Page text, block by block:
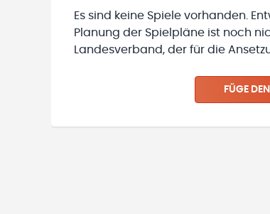
Es sind keine Spiele vorhanden.
Planung der Spielpläne ist noch
Landesverband, der für die
FÜGE